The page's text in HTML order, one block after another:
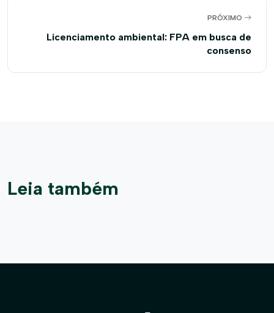
PRÓXIMO
Licenciamento ambiental: FPA em busca de
consenso
Leia também